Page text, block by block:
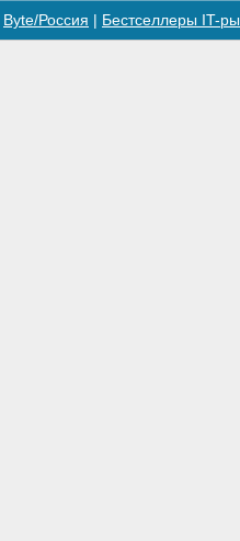
Byte/Россия Бестселлеры IT-